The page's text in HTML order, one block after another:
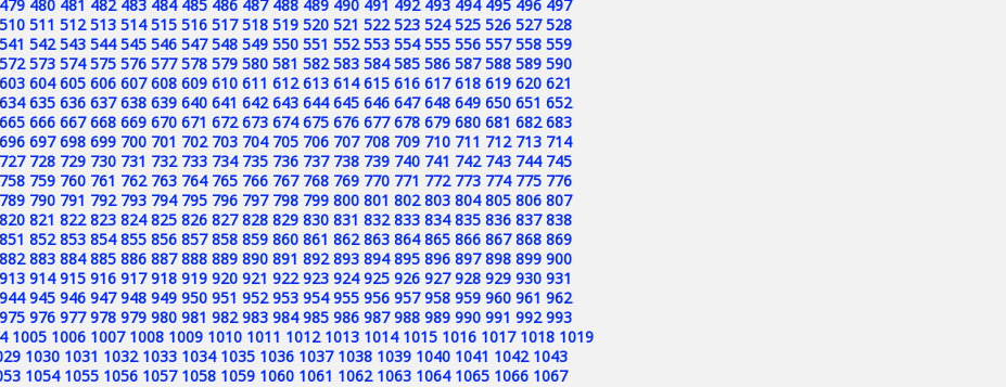
479 480 481 482 483 484 485 486 487 488 489 490 491 492 493 494 495 496 497
510 511 512 513 514 515 516 517 518 519 520 521 522 523 524 525 526 527 528
541 542 543 544 545 546 547 548 549 550 551 552 553 554 555 556 557 558 559
572 573 574 575 576 577 578 579 580 581 582 583 584 585 586 587 588 589 590
603 604 605 606 607 608 609 610 611 612 613 614 615 616 617 618 619 620 621
634 635 636 637 638 639 640 641 642 643 644 645 646 647 648 649 650 651 652
665 666 667 668 669 670 671 672 673 674 675 676 677 678 679 680 681 682 683
696 697 698 699 700 701 702 703 704 705 706 707 708 709 710 711 712 713 714
727 728 729 730 731 732 733 734 735 736 737 738 739 740 741 742 743 744 745
758 759 760 761 762 763 764 765 766 767 768 769 770 771 772 773 774 775 776
789 790 791 792 793 794 795 796 797 798 799 800 801 802 803 804 805 806 807
820 821 822 823 824 825 826 827 828 829 830 831 832 833 834 835 836 837 838
851 852 853 854 855 856 857 858 859 860 861 862 863 864 865 866 867 868 869
882 883 884 885 886 887 888 889 890 891 892 893 894 895 896 897 898 899 900
913 914 915 916 917 918 919 920 921 922 923 924 925 926 927 928 929 930 931
944 945 946 947 948 949 950 951 952 953 954 955 956 957 958 959 960 961 962
975 976 977 978 979 980 981 982 983 984 985 986 987 988 989 990 991 992 993
1005 1006 1007 1008 1009 1010 1011 1012 1013 1014 1015 1016 1017 1018 1019
1030 1031 1032 1033 1034 1035 1036 1037 1038 1039 1040 1041 1042 1043
1054 1055 1056 1057 1058 1059 1060 1061 1062 1063 1064 1065 1066 1067